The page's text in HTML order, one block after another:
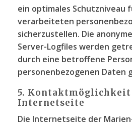
ein optimales Schutzniveau
verarbeiteten
sicherzustellen. Die
Server-Logfiles werden
durch eine betroffene
personenbezogenen Daten
5. Kontaktmöglichkeit
Internetseite
Die Internetseite der